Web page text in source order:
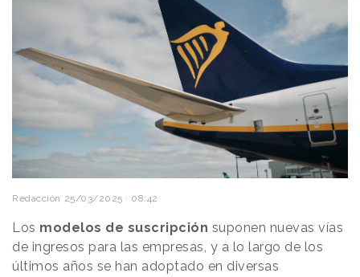
Redacción 25/03/2025 · 08:42
Los modelos de suscripción suponen nuevas vías
de ingresos para las empresas, y a lo largo de los
últimos años se han adoptado en diversas